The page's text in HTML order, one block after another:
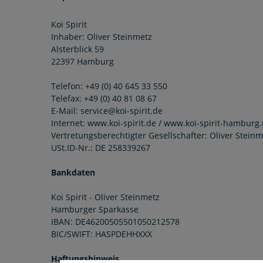
Koi Spirit
Inhaber: Oliver Steinmetz
Alsterblick 59
22397 Hamburg
Telefon: +49 (0) 40 645 33 550
Telefax: +49 (0) 40 81 08 67
E-Mail: service@koi-spirit.de
Internet: www.koi-spirit.de / www.koi-spirit-
Vertretungsberechtigter Gesellschafter: Oliver
USt.ID-Nr.: DE 258339267
Bankdaten
Koi Spirit - Oliver Steinmetz
Hamburger Sparkasse
IBAN: DE46200505501050212578
BIC/SWIFT: HASPDEHHXXX
Haftungshinweis